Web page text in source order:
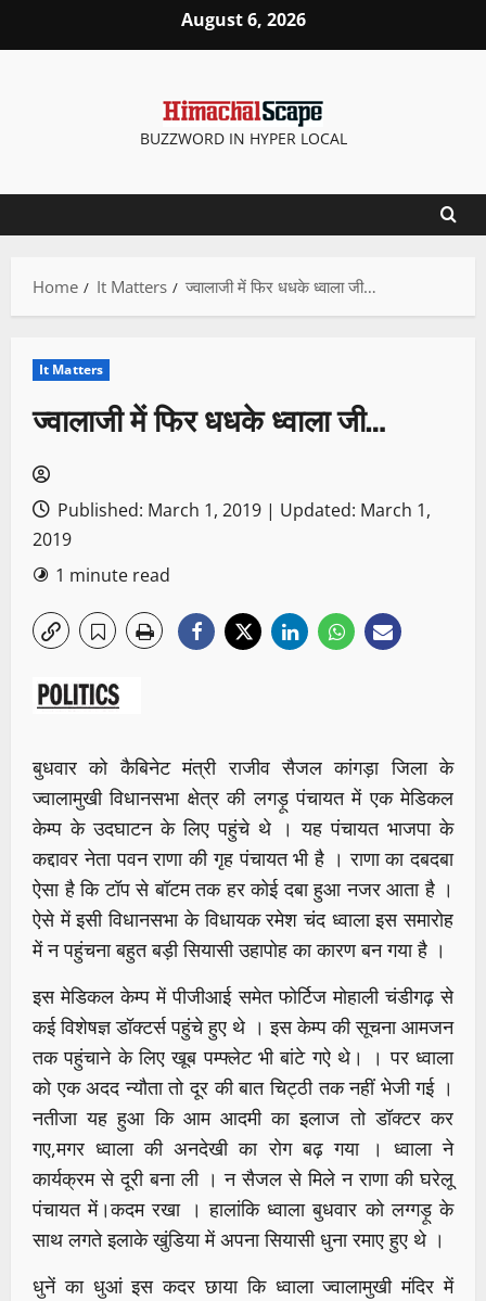
August 6, 2026
BUZZWORD IN HYPER LOCAL
Home It Matters ज्वालाजी में फिर धधके ध्वाला जी…
It Matters
ज्वालाजी में फिर धधके ध्वाला जी…
Published: March 1, 2019 | Updated: March 1,
2019
1 minute read
बुधवार को कैबिनेट मंत्री राजीव सैजल कांगड़ा जिला के
ज्वालामुखी विधानसभा क्षेत्र की लगड़ू पंचायत में एक मेडिकल
केम्प के उदघाटन के लिए पहुंचे थे । यह पंचायत भाजपा के
कद्दावर नेता पवन राणा की गृह पंचायत भी है । राणा का दबदबा
ऐसा है कि टॉप से बॉटम तक हर कोई दबा हुआ नजर आता है ।
ऐसे में इसी विधानसभा के विधायक रमेश चंद ध्वाला इस समारोह
में न पहुंचना बहुत बड़ी सियासी उहापोह का कारण बन गया है ।
इस मेडिकल केम्प में पीजीआई समेत फोर्टिज मोहाली चंडीगढ़ से
कई विशेषज्ञ डॉक्टर्स पहुंचे हुए थे । इस केम्प की सूचना आमजन
तक पहुंचाने के लिए खूब पम्फ्लेट भी बांटे गऐ थे। । पर ध्वाला
को एक अदद न्यौता तो दूर की बात चिट्ठी तक नहीं भेजी गई ।
नतीजा यह हुआ कि आम आदमी का इलाज तो डॉक्टर कर
गए,मगर ध्वाला की अनदेखी का रोग बढ़ गया । ध्वाला ने
कार्यक्रम से दूरी बना ली । न सैजल से मिले न राणा की घरेलू
पंचायत में।कदम रखा । हालांकि ध्वाला बुधवार को लग्गड़ू के
साथ लगते इलाके खुंडिया में अपना सियासी धुना रमाए हुए थे ।
धुनें का धुआं इस कदर छाया कि ध्वाला ज्वालामुखी मंदिर में